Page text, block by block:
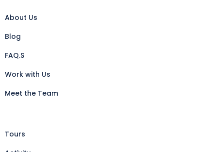
About Us
Blog
FAQ.S
Work with Us
Meet the Team
Tours